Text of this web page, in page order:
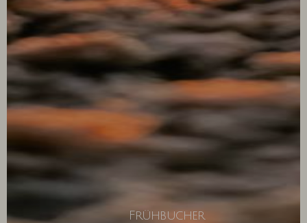
Frühbucher